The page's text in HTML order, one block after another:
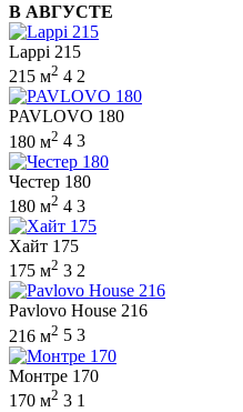
В АВГУСТЕ
Lappi 215
215 м2 4 2
PAVLOVO 180
180 м2 4 3
Честер 180
180 м2 4 3
Хайт 175
175 м2 3 2
Pavlovo House 216
216 м2 5 3
Монтре 170
170 м2 3 1